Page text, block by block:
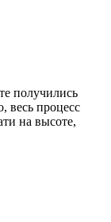
получились
весь процесс
на высоте,